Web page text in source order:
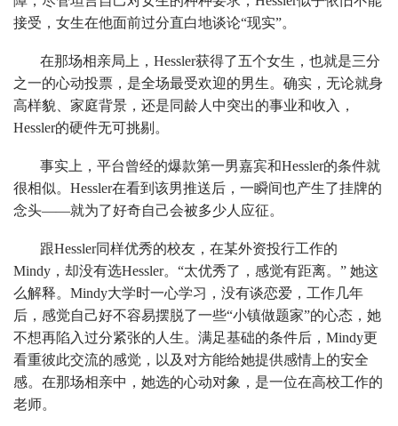
接受，女生在他面前过分直白地谈论“现实”。
在那场相亲局上，Hessler获得了五个女生，也就是三分
之一的心动投票，是全场最受欢迎的男生。确实，无论就身
高样貌、家庭背景，还是同龄人中突出的事业和收入，
Hessler的硬件无可挑剔。
事实上，平台曾经的爆款第一男嘉宾和Hessler的条件就
很相似。Hessler在看到该男推送后，一瞬间也产生了挂牌的
念头——就为了好奇自己会被多少人应征。
跟Hessler同样优秀的校友，在某外资投行工作的
Mindy，却没有选Hessler。“太优秀了，感觉有距离。” 她这
么解释。Mindy大学时一心学习，没有谈恋爱，工作几年
后，感觉自己好不容易摆脱了一些“小镇做题家”的心态，她
不想再陷入过分紧张的人生。满足基础的条件后，Mindy更
看重彼此交流的感觉，以及对方能给她提供感情上的安全
感。在那场相亲中，她选的心动对象，是一位在高校工作的
老师。